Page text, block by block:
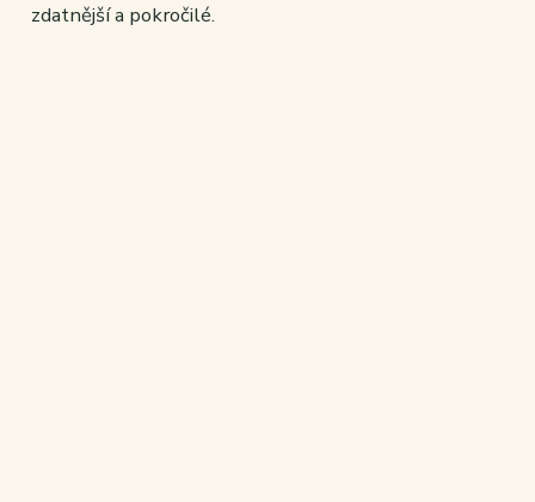
zdatnější a pokročilé.